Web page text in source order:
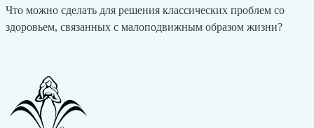
Что можно сделать для решения классических проблем со
здоровьем, связанных с малоподвижным образом жизни?